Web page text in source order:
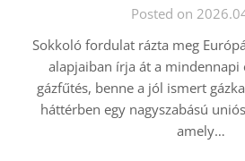
Posted on
Sokkoló fordulat rázta meg
alapjaiban írja át a mindennapi
gázfűtés, benne a jól ismert
háttérben egy nagyszabású
amely…